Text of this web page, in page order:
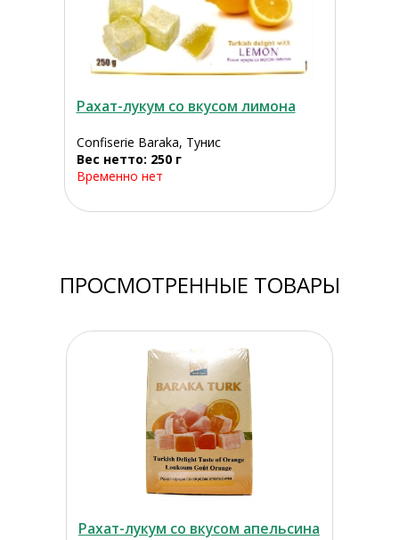
Рахат-лукум со вкусом лимона
Confiserie Baraka, Тунис
Вес нетто: 250 г
Временно нет
ПРОСМОТРЕННЫЕ ТОВАРЫ
Рахат-лукум со вкусом апельсина